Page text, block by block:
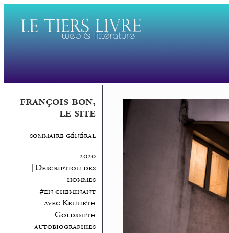
françois bon,
le site
sommaire général
2020
| Description des
hommes
#en cheminant
avec Kenneth
Goldsmith
autobiographies